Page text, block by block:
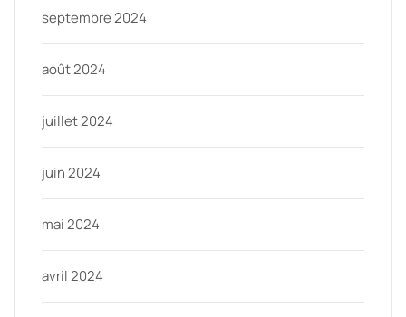
septembre 2024
août 2024
juillet 2024
juin 2024
mai 2024
avril 2024